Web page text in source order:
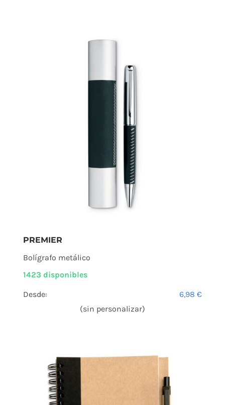
PREMIER
Bolígrafo metálico
1423 disponibles
Desde: 6,98€
(sin personalizar)